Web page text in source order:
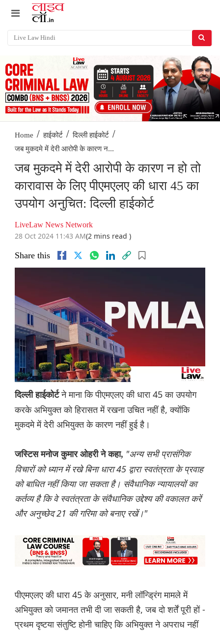
Home / हाईकोर्ट / दिल्ली हाईकोर्ट /
जब मुकदमे में देरी आरोपी के कारण न...
जब मुकदमे में देरी आरोपी के कारण न हो तो
कारावास के लिए पीएमएलए की धारा 45 का
उपयोग अनुचित: दिल्ली हाईकोर्ट
LiveLaw News Network
28 Oct 2024 11:43 AM(2 mins read )
Share this
दिल्ली हाईकोर्टने माना कि पीएमएलए की धारा 45 का उपयोग
करके अभियुक्त को हिरासत में रखना उचित नहीं है, क्योंकि
मुकदमे में देरी अभियुक्त के कारण नहीं हुई है।
जस्टिस मनोज कुमार ओहरी ने कहा, "अन्य सभी प्रासंगिक
विचारों को ध्यान में रखे बिना धारा 45 द्वारा स्वतंत्रता के प्रवाह
को बाधित नहीं किया जा सकता है। संवैधानिक न्यायालयों का
कर्तव्य है कि वे स्वतंत्रता के संवैधानिक उद्देश्य की वकालत करें
और अनुच्छेद 21 की गरिमा को बनाए रखें।"
पीएमएलए की धारा 45 के अनुसार, मनी लॉन्ड्रिंग मामले में
अभियुक्त को जमानत तभी दी जा सकती है, जब दो शर्तें पूरी हों -
प्रथम दृष्टया संतुष्टि होनी चाहिए कि अभियुक्त ने अपराध नहीं